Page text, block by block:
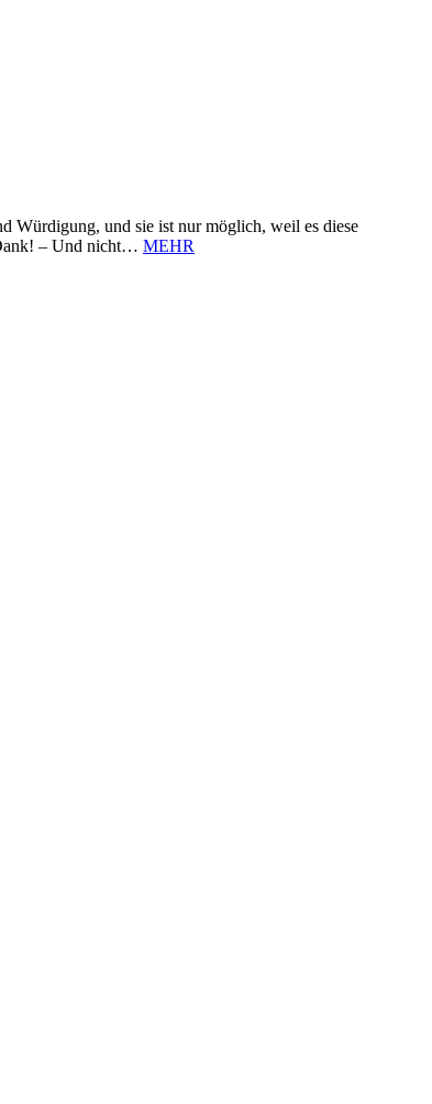
Würdigung, und sie ist nur möglich, weil es diese
– Und nicht… MEHR